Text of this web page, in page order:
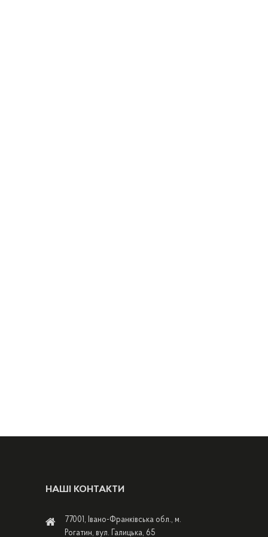
НАШІ КОНТАКТИ
77001, Івано-Франківська обл., м.
Рогатин, вул. Галицька, 65